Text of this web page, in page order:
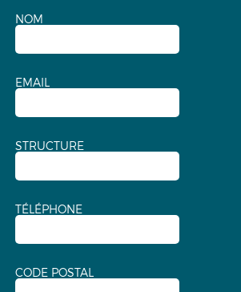
NOM
EMAIL
STRUCTURE
TÉLÉPHONE
CODE POSTAL